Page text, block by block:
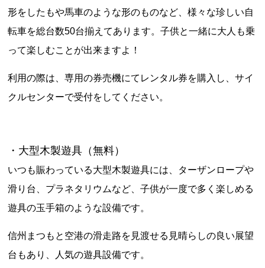
形をしたもや馬車のような形のものなど、様々な珍しい自
転車を総台数50台揃えてあります。子供と一緒に大人も乗
って楽しむことが出来ますよ！
利用の際は、専用の券売機にてレンタル券を購入し、サイ
クルセンターで受付をしてください。
・大型木製遊具（無料）
いつも賑わっている大型木製遊具には、ターザンロープや
滑り台、プラネタリウムなど、子供が一度で多く楽しめる
遊具の玉手箱のような設備です。
信州まつもと空港の滑走路を見渡せる見晴らしの良い展望
台もあり、人気の遊具設備です。